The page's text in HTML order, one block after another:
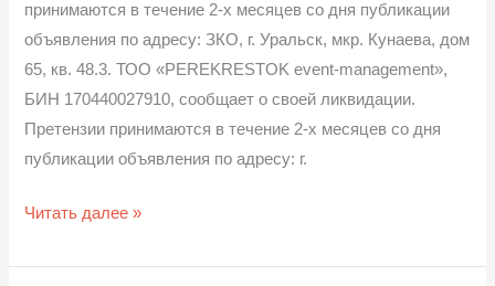
принимаются в течение 2-х месяцев со дня публикации
объявления по адресу: ЗКО, г. Уральск, мкр. Кунаева, дом
65, кв. 48.3. ТОО «PEREKRESTOK event-management»,
БИН 170440027910, сообщает о своей ликвидации.
Претензии принимаются в течение 2-х месяцев со дня
публикации объявления по адресу: г.
Читать далее »